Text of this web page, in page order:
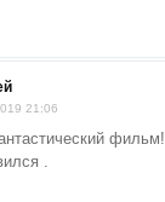
21:06
фильм!
.